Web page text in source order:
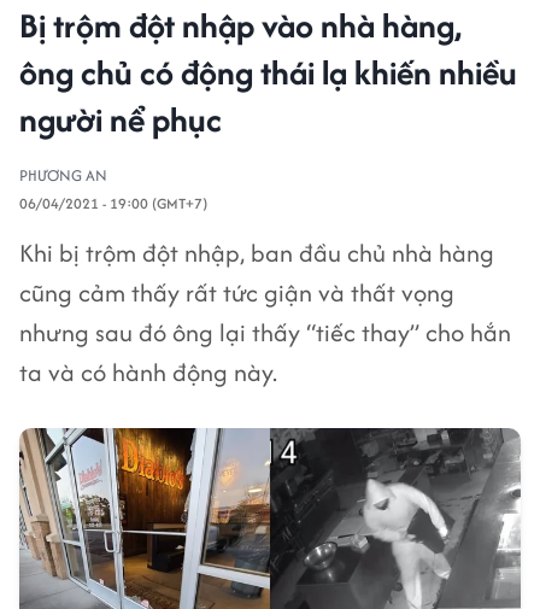
Bị trộm đột nhập vào nhà hàng,
ông chủ có động thái lạ khiến nhiều
người nể phục
PHƯƠNG AN
06/04/2021 - 19:00 (GMT+7)
Khi bị trộm đột nhập, ban đầu chủ nhà hàng
cũng cảm thấy rất tức giận và thất vọng
nhưng sau đó ông lại thấy “tiếc thay” cho hắn
ta và có hành động này.